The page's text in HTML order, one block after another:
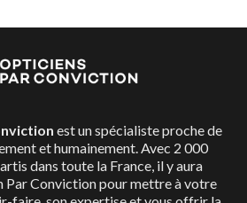
est un spécialiste proche de
et humainement. Avec 2 000
dans toute la France, il y aura
Par Conviction pour mettre à votre